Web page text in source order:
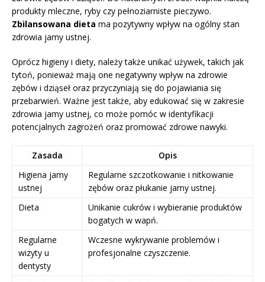
produkty mleczne, ryby czy pełnoziarniste pieczywo.
Zbilansowana dieta ma pozytywny wpływ na ogólny stan
zdrowia jamy ustnej.
Oprócz higieny i diety, należy także unikać używek, takich jak
tytoń, ponieważ mają one negatywny wpływ na zdrowie
zębów i dziąseł oraz przyczyniają się do pojawiania się
przebarwień. Ważne jest także, aby edukować się w zakresie
zdrowia jamy ustnej, co może pomóc w identyfikacji
potencjalnych zagrożeń oraz promować zdrowe nawyki.
Zasada
Opis
Higiena jamy
ustnej
Regularne szczotkowanie i nitkowanie
zębów oraz płukanie jamy ustnej.
Dieta
Unikanie cukrów i wybieranie produktów
bogatych w wapń.
Regularne
wizyty u
dentysty
Wczesne wykrywanie problemów i
profesjonalne czyszczenie.